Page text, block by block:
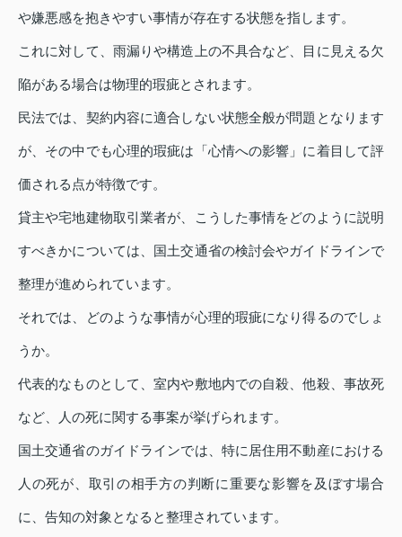
や嫌悪感を抱きやすい事情が存在する状態を指します。
これに対して、雨漏りや構造上の不具合など、目に見える欠
陥がある場合は物理的瑕疵とされます。
民法では、契約内容に適合しない状態全般が問題となります
が、その中でも心理的瑕疵は「心情への影響」に着目して評
価される点が特徴です。
貸主や宅地建物取引業者が、こうした事情をどのように説明
すべきかについては、国土交通省の検討会やガイドラインで
整理が進められています。
それでは、どのような事情が心理的瑕疵になり得るのでしょ
うか。
代表的なものとして、室内や敷地内での自殺、他殺、事故死
など、人の死に関する事案が挙げられます。
国土交通省のガイドラインでは、特に居住用不動産における
人の死が、取引の相手方の判断に重要な影響を及ぼす場合
に、告知の対象となると整理されています。